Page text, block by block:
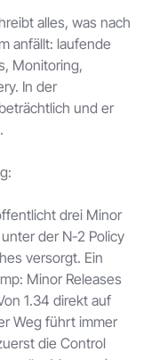
alles, was nach
anfällt: laufende
Monitoring,
In der
und er
drei Minor
der N-2 Policy
versorgt. Ein
Minor Releases
1.34 direkt auf
Weg führt immer
die Control